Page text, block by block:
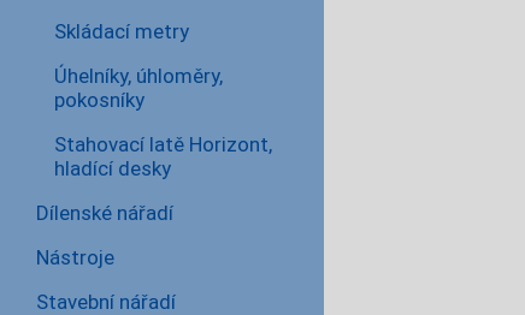
Skládací metry
Úhelníky, úhloměry,
pokosníky
Stahovací latě Horizont,
hladící desky
Dílenské nářadí
Nástroje
Stavební nářadí